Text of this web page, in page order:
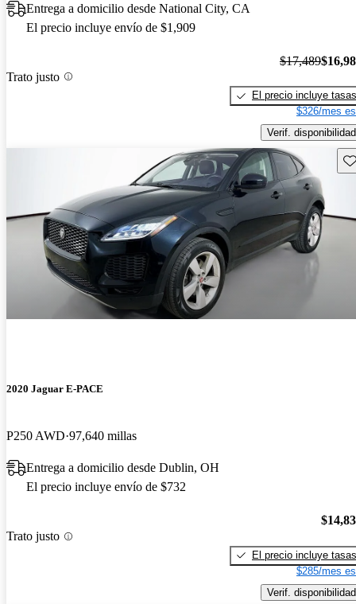
Entrega a domicilio desde National City, CA
El precio incluye envío de $1,909
Trato justo
$17,489
El precio incluye tasas
$326/mes
Verif. disponibilidad
2020 Jaguar E-PACE
P250 AWD 97,640 millas
Entrega a domicilio desde Dublin, OH
El precio incluye envío de $732
Trato justo
El precio incluye tasas
$285/mes
Verif. disponibilidad